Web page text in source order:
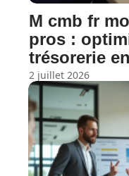
M cmb fr
pros :
trésorerie
2 juillet 2026